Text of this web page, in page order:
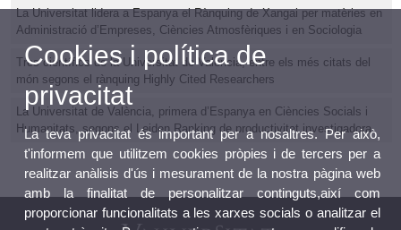
La Universitat lidera a Espanya el Rànquing de Xangai per matèries en
Administració d’Empreses, Ciències Atmosfèriques i en Sociologia
Tres científics de la Universitat de València, entre els més citats del
món segons el rànquing Highly Cited Researchers
La Universitat de València, primera d’Espanya en Ciències Socials i
Humanitats, segons el Leiden Ranking de productivitat investigadora
Cookies i política de
privacitat
La teva privacitat és important per a nosaltres. Per això,
t'informem que utilitzem cookies pròpies i de tercers per a
realitzar anàlisis d'ús i mesurament de la nostra pàgina web
amb la finalitat de personalitzar continguts,així com
proporcionar funcionalitats a les xarxes socials o analitzar el